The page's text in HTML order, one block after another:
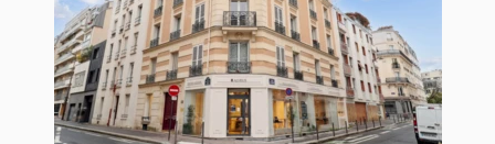
Achat de Commerces
Achat de Commerces à Nîmes
Achat de Commerces à Toulouse
Achat de Commerces à Marseille